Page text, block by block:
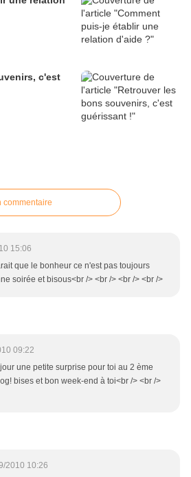
c'est
commentaire
15:06
que le bonheur ce n'est pas toujours
soirée et bisous<br /> <br /> <br /> <br />
09:22
une petite surprise pour toi au 2 ème
bises et bon week-end à toi<br /> <br />
2010 10:26